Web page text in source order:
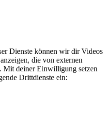
Dienste können wir dir Videos
die von externen
Mit deiner Einwilligung setzen
Drittdienste ein: